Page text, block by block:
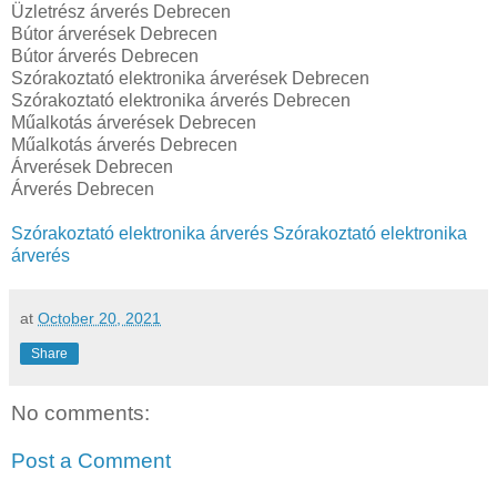
Üzletrész árverés Debrecen
Bútor árverések Debrecen
Bútor árverés Debrecen
Szórakoztató elektronika árverések Debrecen
Szórakoztató elektronika árverés Debrecen
Műalkotás árverések Debrecen
Műalkotás árverés Debrecen
Árverések Debrecen
Árverés Debrecen
Szórakoztató elektronika árverés Szórakoztató elektronika
árverés
at October 20, 2021
Share
No comments:
Post a Comment